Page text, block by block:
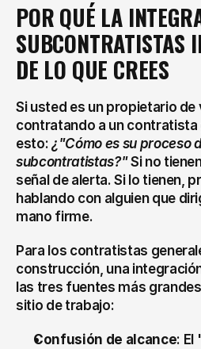
POR QUÉ LA
SUBCONTRATISTAS
DE LO QUE CREES
Si usted es un propietario de
contratando a un contratista
esto: ¿"Cómo es su proceso
subcontratistas?" Si no
señal de alerta. Si lo tienen,
hablando con alguien que
mano firme.
Para los contratistas
construcción, una
las tres fuentes más
sitio de trabajo:
Confusión de alcance: El